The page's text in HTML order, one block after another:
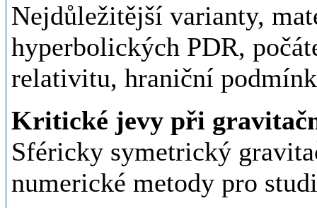
Nejdůležitější varianty,
hyperbolických PDR,
relativitu, hraniční
Kritické jevy při
Sféricky symetrický
numerické metody pro